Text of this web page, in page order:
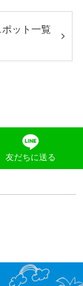
ット一覧
友だちに送る